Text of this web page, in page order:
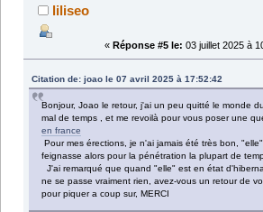
liliseo
« Réponse #5 le: 03 juillet 2025 à
Citation de: joao le 07 avril 2025 à 17:52:42
Bonjour, Joao le retour, j'ai un peu quitté le monde
mal de temps , et me revoilà pour vous poser une
en france
Pour mes érections, je n'ai jamais été très bon,
feignasse alors pour la pénétration la plupart de
J'ai remarqué que quand "elle" est en état
ne se passe vraiment rien, avez-vous un retour de
pour piquer a coup sur, MERCI